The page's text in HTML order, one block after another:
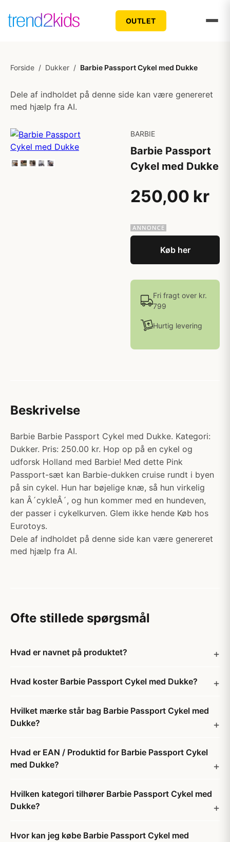
OUTLET
Forside / Dukker / Barbie Passport Cykel med Dukke
Dele af indholdet på denne side kan være genereret
med hjælp fra AI.
BARBIE
Barbie Passport
Cykel med Dukke
250,00 kr
Køb her
Fri fragt over kr.
799
Hurtig levering
Beskrivelse
Barbie Barbie Passport Cykel med Dukke. Kategori:
Dukker. Pris: 250.00 kr. Hop op på en cykel og
udforsk Holland med Barbie! Med dette Pink
Passport-sæt kan Barbie-dukken cruise rundt i byen
på sin cykel. Hun har bøjelige knæ, så hun virkelig
kan Â´cykleÂ´, og hun kommer med en hundeven,
der passer i cykelkurven. Glem ikke hende Køb hos
Eurotoys.
Dele af indholdet på denne side kan være genereret
med hjælp fra AI.
Ofte stillede spørgsmål
Hvad er navnet på produktet?
Hvad koster Barbie Passport Cykel med Dukke?
Hvilket mærke står bag Barbie Passport Cykel med
Dukke?
Hvad er EAN / Produktid for Barbie Passport Cykel
med Dukke?
Hvilken kategori tilhører Barbie Passport Cykel med
Dukke?
Hvor kan jeg købe Barbie Passport Cykel med